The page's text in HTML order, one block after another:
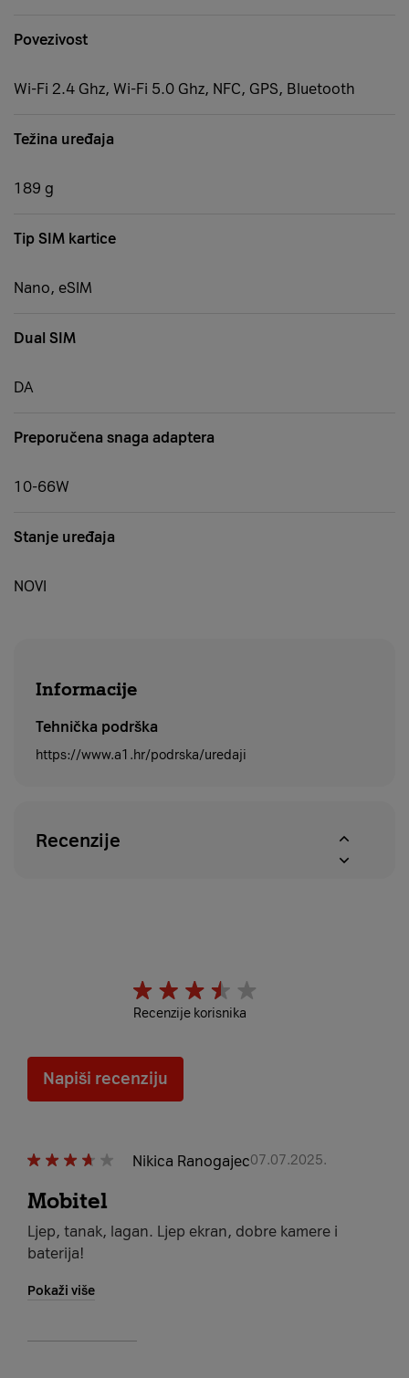
Povezivost
Wi-Fi 2.4 Ghz, Wi-Fi 5.0 Ghz, NFC, GPS, Bluetooth
Težina uređaja
189 g
Tip SIM kartice
Nano, eSIM
Dual SIM
DA
Preporučena snaga adaptera
10-66W
Stanje uređaja
NOVI
Informacije
Tehnička podrška
https://www.a1.hr/podrska/uredaji
Recenzije
Recenzije korisnika
Napiši recenziju
Nikica Ranogajec07.07.2025.
Mobitel
Ljep, tanak, lagan. Ljep ekran, dobre kamere i
baterija!
Pokaži više